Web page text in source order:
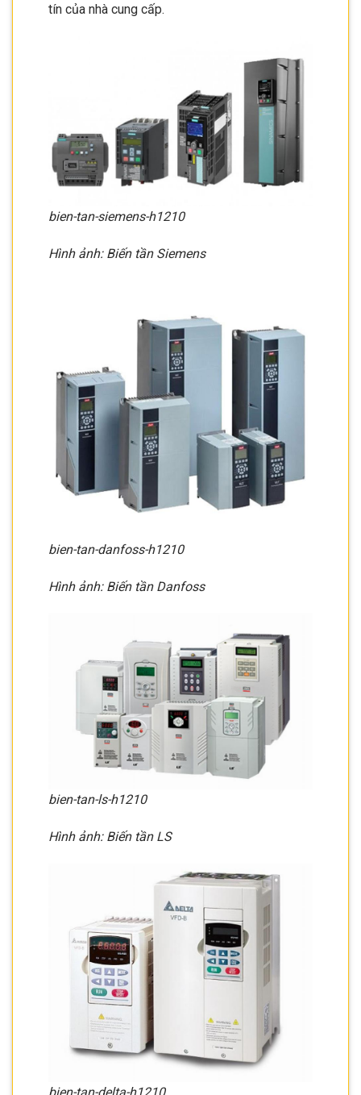
tín của nhà cung cấp.
bien-tan-siemens-h1210
Hình ảnh: Biến tần Siemens
bien-tan-danfoss-h1210
Hình ảnh: Biến tần Danfoss
bien-tan-ls-h1210
Hình ảnh: Biến tần LS
bien-tan-delta-h1210